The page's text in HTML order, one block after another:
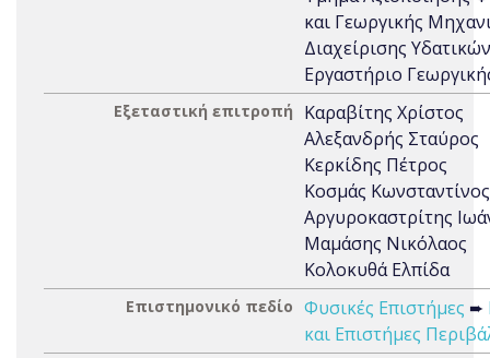
και Γεωργικής
Διαχείρισης
Εργαστήριο
Εξεταστική επιτροπή
Καραβίτης Χρίστος
Αλεξανδρής Σταύρος
Κερκίδης Πέτρος
Κοσμάς Κωνσταντίνος
Αργυροκαστρίτης
Μαμάσης Νικόλαος
Κολοκυθά Ελπίδα
Επιστημονικό πεδίο Φυσικές Επιστήμες ➨
και Επιστήμες